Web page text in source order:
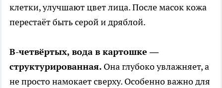
клетки, улучшают цвет лица. После масок кожа
перестаёт быть серой и дряблой.
В-четвёртых, вода в картошке —
структурированная. Она глубоко увлажняет, а
не просто намокает сверху. Особенно важно для